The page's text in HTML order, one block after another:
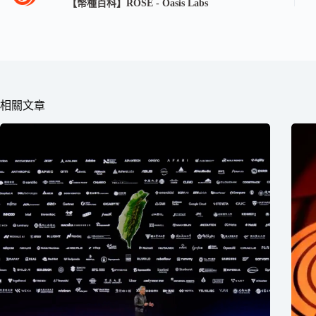
【幣種百科】ROSE - Oasis Labs
相關文章